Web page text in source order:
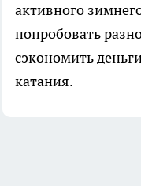
активного
попробовать
сэкономить
катания.